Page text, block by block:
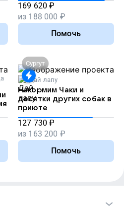
169 620 ₽
из 188 000 ₽
Помочь
Сургут
Дай лапу
Накормим Чаки и
десятки других собак в
приюте
127 730 ₽
из 163 200 ₽
Помочь